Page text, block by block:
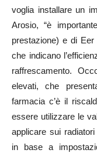
voglia installare un
Arosio, “è
prestazione) e di
che indicano
raffrescamento.
elevati, che
farmacia c’è il
essere utilizzare le
applicare sui
in base a